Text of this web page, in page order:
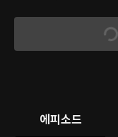
기 위해 살아남았다. 이제
자신이 버린 딸임을 알
예영에 향한다. 아리영
에피소드